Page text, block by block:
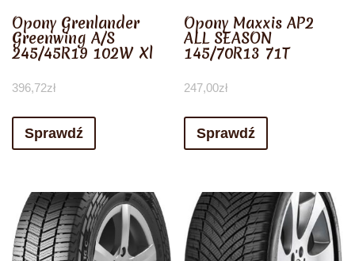
Opony Grenlander
Greenwing A/S
245/45R19 102W Xl
396,72zł
Sprawdź
Opony Maxxis AP2
ALL SEASON
145/70R13 71T
247,00zł
Sprawdź